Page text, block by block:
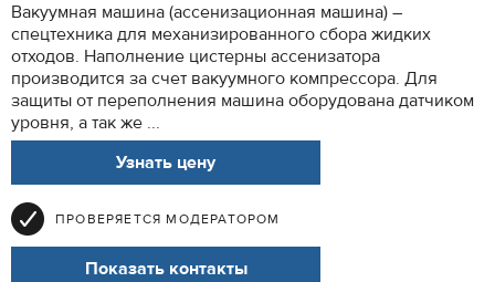
Вакуумная машина (ассенизационная машина) –
спецтехника для механизированного сбора жидких
отходов. Наполнение цистерны ассенизатора
производится за счет вакуумного компрессора. Для
защиты от переполнения машина оборудована датчиком
уровня, а так же ...
Узнать цену
ПРОВЕРЯЕТСЯ МОДЕРАТОРОМ
Показать контакты